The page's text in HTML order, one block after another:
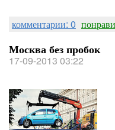
комментарии: 0
Москва без пробок
17-09-2013 03:22